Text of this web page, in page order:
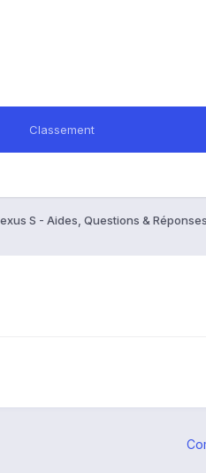
Classement
S - Aides, Questions & Réponses